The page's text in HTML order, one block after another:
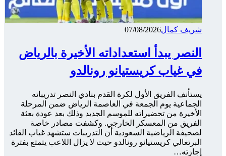
شريف كمال07/08/2026
النصر يبدأ استعداداته الأخيرة بالرياض
في غياب كريستيانو رونالدو
يستأنف الفريق الأول لكرة القدم بنادي النصر تدريباته
الجماعية يوم الجمعة في العاصمة الرياض ضمن المرحلة
الأخيرة من تحضيراته للموسم الجديد وذلك بعد عودة بعثة
الفريق من المعسكر الخارجي. وكشفت مصادر خاصة
لصحيفة الرياضية السعودية أن التدريبات ستشهد غياب القائد
البرتغالي كريستيانو رونالدو حيث لا يزال اللاعب يتمتع بفترة
إجازته…